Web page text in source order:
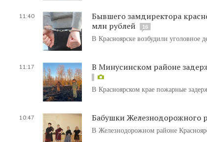
11:40
Бывшего замдиректора
млн рублей
16
В Красноярске возбудили уголовное
11:17 В Минусинском районе
В Красноярском крае пожарные
10:47 Бабушки Железнодорожного
В Железнодорожном районе